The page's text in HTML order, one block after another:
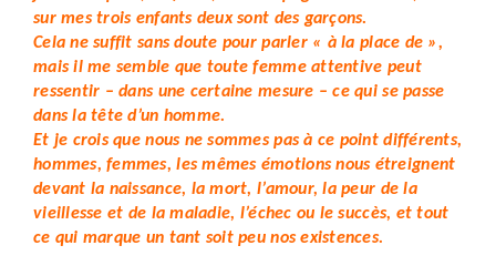
sur mes trois enfants deux sont des garçons.
Cela ne suffit sans doute pour parler « à la place de »,
mais il me semble que toute femme attentive peut
ressentir – dans une certaine mesure – ce qui se passe
dans la tête d’un homme.
Et je crois que nous ne sommes pas à ce point différents,
hommes, femmes, les mêmes émotions nous étreignent
devant la naissance, la mort, l’amour, la peur de la
vieillesse et de la maladie, l’échec ou le succès, et tout
ce qui marque un tant soit peu nos existences.